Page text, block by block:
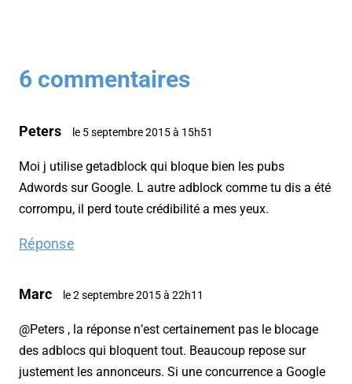
6 commentaires
Peters le 5 septembre 2015 à 15h51
Moi j utilise getadblock qui bloque bien les pubs
Adwords sur Google. L autre adblock comme tu dis a été
corrompu, il perd toute crédibilité a mes yeux.
Réponse
Marc le 2 septembre 2015 à 22h11
@Peters , la réponse n’est certainement pas le blocage
des adblocs qui bloquent tout. Beaucoup repose sur
justement les annonceurs. Si une concurrence a Google